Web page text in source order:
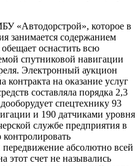
«Автодорстрой», которое в
занимается содержанием
оснастить всю
спутниковой навигации
Электронный аукцион
контракта на оказание услуг
составляла порядка 2,3
спецтехнику 93
и 190 датчиками уровня
службе предприятия в
абсолютно всей
этот счет не назывались